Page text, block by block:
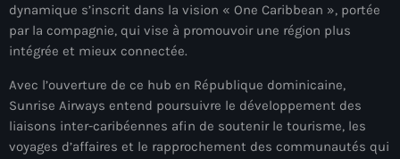
décembre 2025
novembre 2025
octobre 2025
septembre 2025
dynamique s’inscrit dans la vision « One Caribbean », portée
par la compagnie, qui vise à promouvoir une région plus
intégrée et mieux connectée.
Avec l’ouverture de ce hub en République dominicaine,
Sunrise Airways entend poursuivre le développement des
liaisons inter-caribéennes afin de soutenir le tourisme, les
voyages d’affaires et le rapprochement des communautés qui